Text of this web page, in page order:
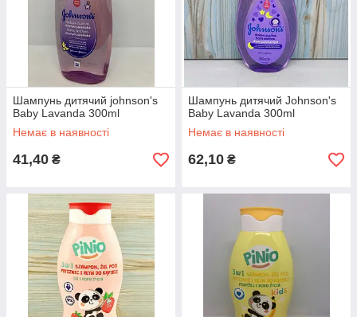
Шампунь дитячий johnson's
Baby Lavanda 300ml
Немає в наявності
41,40 ₴
Шампунь дитячий Johnson's
Baby Lavanda 300ml
Немає в наявності
62,10 ₴